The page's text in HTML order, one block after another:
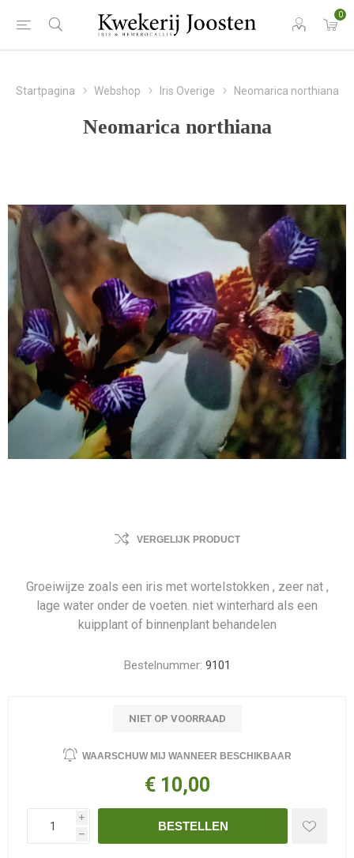
0
Startpagina Webshop Iris Overige Neomarica northiana
Neomarica northiana
VERGELIJK PRODUCT
Groeiwijze zoals een iris met wortelstokken , zeer nat ,
lage water onder de voeten. niet winterhard als een
kuipplant of binnenplant behandelen
Bestelnummer: 9101
NIET OP VOORRAAD
WAARSCHUW MIJ WANNEER BESCHIKBAAR
€ 10,00
i
h
BESTELLEN